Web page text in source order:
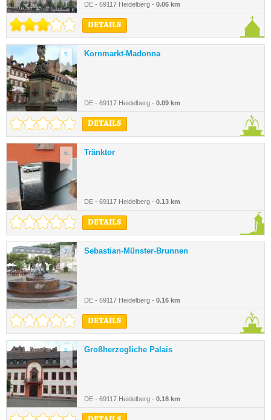
DE - 69117 Heidelberg - 0.06 km
DETAILS
5. Kornmarkt-Madonna
DE - 69117 Heidelberg - 0.09 km
DETAILS
6. Tränktor
DE - 69117 Heidelberg - 0.13 km
DETAILS
7. Sebastian-Münster-Brunnen
DE - 69117 Heidelberg - 0.16 km
DETAILS
8. Großherzogliche Palais
DE - 69117 Heidelberg - 0.18 km